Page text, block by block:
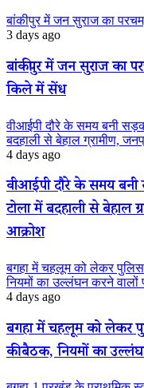
बांकीपुर में जन सुराज का
3 days ago
बांकीपुर में जन सुराज का
किले में सेंध
वीआईपी दौरे के समय बनी
बदहाली से बेहाल ग्रामीण,
4 days ago
वीआईपी दौरे के समय
टोला में बदहाली से बेहाल
आक्रोश
बगहा में चहलूम को लेकर पुलिस
नियमों का उल्लंघन करने वालों
4 days ago
बगहा में चहलूम को लेकर
की बैठक, नियमों का